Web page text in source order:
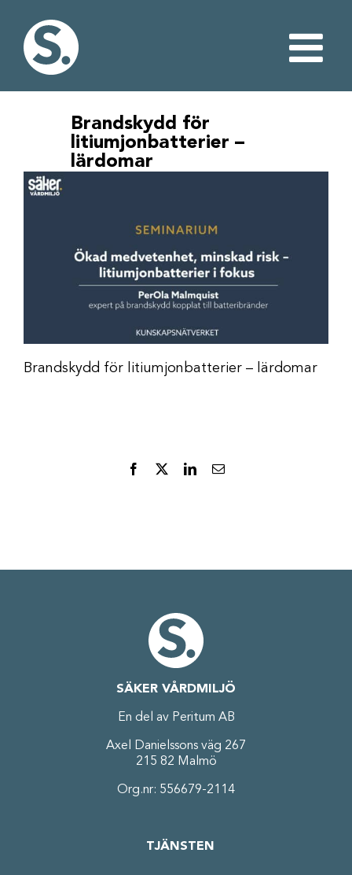
innehållet
Brandskydd för
litiumjonbatterier –
lärdomar
Brandskydd för litiumjonbatterier – lärdomar
Facebook LinkedIn
E-
SÄKER VÅRDMILJÖ
En del av Peritum AB
Axel Danielssons väg 267
215 82 Malmö
Org.nr: 556679-2114
TJÄNSTEN